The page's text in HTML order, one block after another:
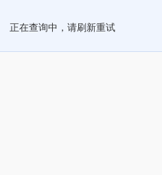
正在查询中，请刷新重试